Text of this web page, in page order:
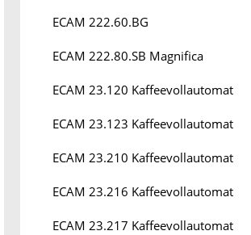
ECAM 222.60.BG
ECAM 222.80.SB Magnifica
ECAM 23.120 Kaffeevollautomat
ECAM 23.123 Kaffeevollautomat
ECAM 23.210 Kaffeevollautomat
ECAM 23.216 Kaffeevollautomat
ECAM 23.217 Kaffeevollautomat